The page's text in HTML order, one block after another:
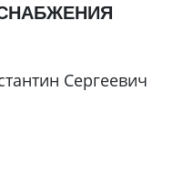
Сергеевич